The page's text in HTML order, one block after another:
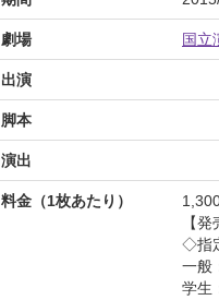
劇場 国立
出演
脚本
演出
料金（1枚あたり）
【
◇指
一般
学生